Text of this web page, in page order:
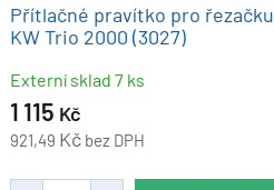
Přítlačné pravítko pro řezačku
KW Trio 2000 (3027)
Externí sklad 7 ks
1 115 Kč
921,49 Kč bez DPH